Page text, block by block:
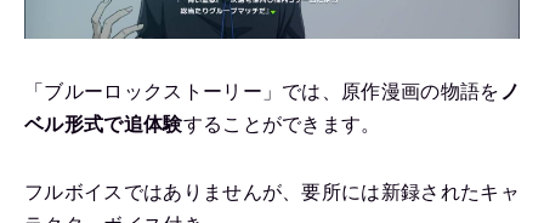
「ブルーロックストーリー」では、原作漫画の物語を ノ
ベル形式で追体験することができます。
フルボイスではありませんが、要所には新録されたキャ